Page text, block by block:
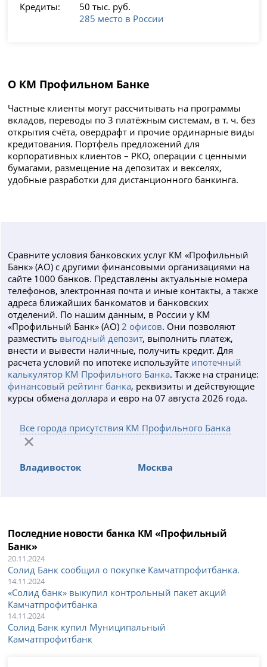
Кредиты:
50 тыс. руб.
285 место в России
О КМ Профильном Банке
Частные клиенты могут рассчитывать на программы
вкладов, переводы по 3 платёжным системам, в т. ч. без
открытия счёта, овердрафт и прочие ординарные виды
кредитования. Портфель предложений для
корпоративных клиентов – РКО, операции с ценными
бумагами, размещение на депозитах и векселях,
удобные разработки для дистанционного банкинга.
Сравните условия банковских услуг КМ «Профильный
Банк» (АО) с другими финансовыми организациями на
сайте 1000 банков. Представлены актуальные номера
телефонов, электронная почта и иные контакты, а также
адреса ближайших банкоматов и банковских
отделений. По нашим данным, в России у КМ
«Профильный Банк» (АО)2 офисов. Они позволяют
разместить выгодный депозит, выполнить платеж,
внести и вывести наличные, получить кредит. Для
расчета условий по ипотеке используйте ипотечный
калькулятор КМ Профильного Банка. Также на странице:
финансовый рейтинг банка, реквизиты и действующие
курсы обмена доллара и евро на 07 августа 2026 года.
Все города присутствия КМ Профильного Банка
Владивосток Москва
Последние новости банка КМ «Профильный
Банк»
20.11.2024
Солид Банк сообщил о покупке Камчатпрофитбанка.
14.11.2024
«Солид банк» выкупил контрольный пакет акций
Камчатпрофитбанка
14.11.2024
Солид Банк купил Муниципальный
Камчатпрофитбанк